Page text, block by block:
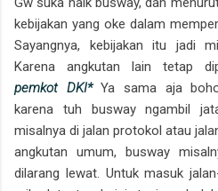
kebijakan yang oke dalam
Sayangnya, kebijakan itu jadi
Karena angkutan lain tetap
pemkot DKI*Ya sama aja
karena tuh busway ngambil
misalnya di jalan protokol atau
angkutan umum, busway
dilarang lewat. Untuk masuk